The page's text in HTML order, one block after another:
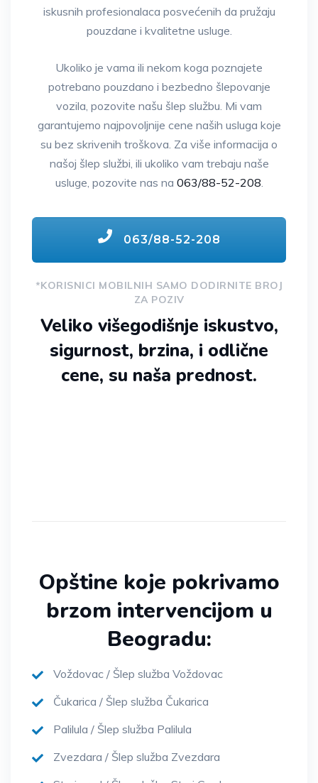
iskusnih profesionalaca posvećenih da pružaju
pouzdane i kvalitetne usluge.
Ukoliko je vama ili nekom koga poznajete
potrebano pouzdano i bezbedno šlepovanje
vozila, pozovite našu šlep službu. Mi vam
garantujemo najpovoljnije cene naših usluga koje
su bez skrivenih troškova. Za više informacija o
našoj šlep službi, ili ukoliko vam trebaju naše
usluge, pozovite nas na 063/88-52-208.
063/88-52-208
*KORISNICI MOBILNIH SAMO DODIRNITE BROJ
ZA POZIV
Veliko višegodišnje iskustvo,
sigurnost, brzina, i odlične
cene, su naša prednost.
Opštine koje pokrivamo
brzom intervencijom u
Beogradu:
Voždovac / Šlep služba Voždovac
Čukarica / Šlep služba Čukarica
Palilula / Šlep služba Palilula
Zvezdara / Šlep služba Zvezdara